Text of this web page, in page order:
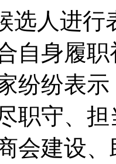
选人进
自身履
纷纷表
职守、
会建设